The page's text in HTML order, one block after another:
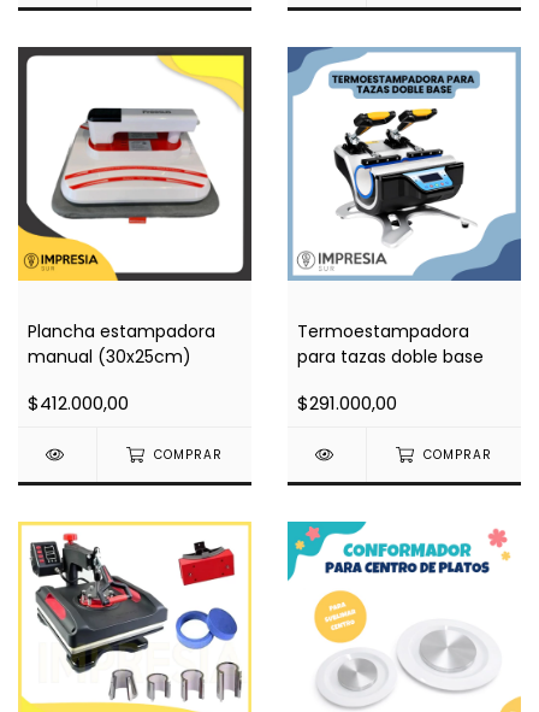
Plancha estampadora
manual (30x25cm)
$412.000,00
COMPRAR
Termoestampadora
para tazas doble base
$291.000,00
COMPRAR